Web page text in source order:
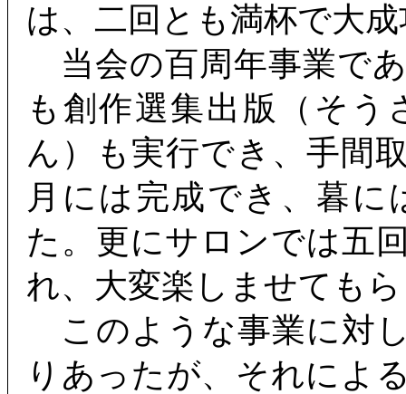
は、二回とも満杯で大
当会の百周年事業で
も創作選集出版（そ
ん）も実行でき、手間
月には完成でき、暮
た。更にサロンでは五
れ、大変楽しませても
このような事業に対
りあったが、それによ